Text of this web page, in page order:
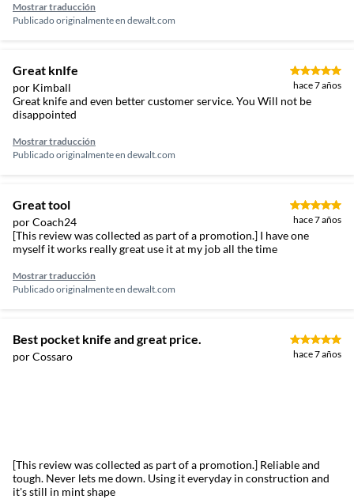
avoiding the pinch once you've experienced it). Overall, an
excellent tool at an excellent price.
Mostrar traducción
Publicado originalmente en dewalt.com
Great knIfe
por Kimball hace 7 años
Great knife and even better customer service. You Will not be
disappointed
Mostrar traducción
Publicado originalmente en dewalt.com
Great tool
por Coach24 hace 7 años
[This review was collected as part of a promotion.] I have one
myself it works really great use it at my job all the time
Mostrar traducción
Publicado originalmente en dewalt.com
Best pocket knife and great price.
por Cossaro hace 7 años
[This review was collected as part of a promotion.] Reliable and
tough. Never lets me down. Using it everyday in construction and
it's still in mint shape